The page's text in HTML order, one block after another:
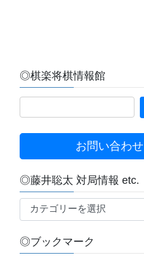
◎棋楽将棋情報館
お問い合わせ
◎藤井聡太 対局情報 etc.
藤
聡
◎ブックマーク